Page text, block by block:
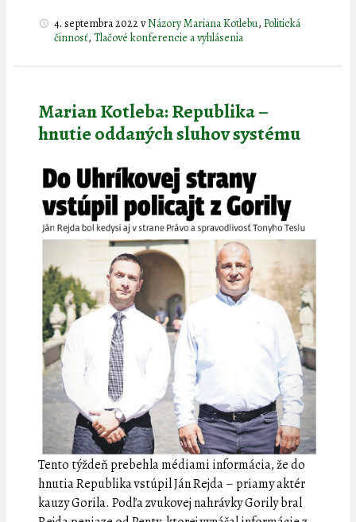
4. septembra 2022vNázory Mariana Kotlebu, Politická
činnosť, Tlačové konferencie a vyhlásenia
Marian Kotleba: Republika –
hnutie oddaných sluhov systému
Tento týždeň prebehla médiami informácia, že do
hnutia Republika vstúpil Ján Rejda – priamy aktér
kauzy Gorila. Podľa zvukovej nahrávky Gorily bral